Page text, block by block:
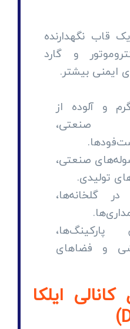
قاب نگهدارنده
و گارد
ایمنی بیشتر.
و آلوده از
صنعتی،
صنعتی،
تولیدی.
گلخانه‌ها،
و فضاهای
ایلکا